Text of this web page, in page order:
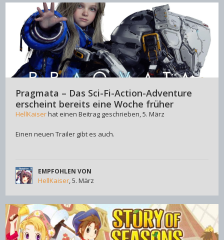
Pragmata – Das Sci-Fi-Action-Adventure
erscheint bereits eine Woche früher
HellKaiserhat einen Beitrag geschrieben,5. März
Einen neuen Trailer gibt es auch.
EMPFOHLEN VON
HellKaiser,5. März